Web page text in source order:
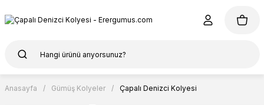
Anasayfa Gümüş Kolyeler Çapalı Denizci Kolyesi